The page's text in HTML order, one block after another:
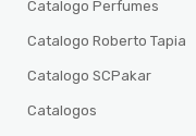
Catalogo Perfumes
Catalogo Roberto Tapia
Catalogo SCPakar
Catalogos